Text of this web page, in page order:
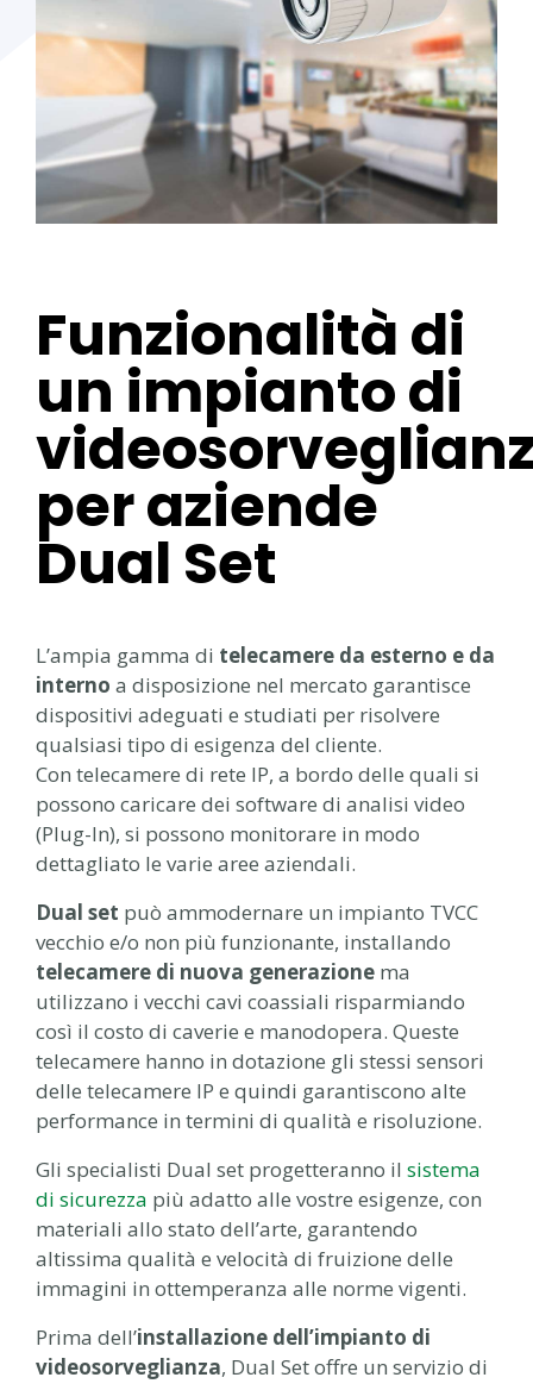
Funzionalità di
un impianto di
per aziende
Dual Set
L’ampia gamma di telecamere da esterno e da
interno a disposizione nel mercato garantisce
dispositivi adeguati e studiati per risolvere
qualsiasi tipo di esigenza del cliente.
Con telecamere di rete IP, a bordo delle quali si
possono caricare dei software di analisi video
(Plug-In), si possono monitorare in modo
dettagliato le varie aree aziendali.
Dual set può ammodernare un impianto TVCC
vecchio e/o non più funzionante, installando
telecamere di nuova generazione ma
utilizzano i vecchi cavi coassiali risparmiando
così il costo di caverie e manodopera. Queste
telecamere hanno in dotazione gli stessi sensori
delle telecamere IP e quindi garantiscono alte
performance in termini di qualità e risoluzione.
Gli specialisti Dual set progetteranno il sistema
di sicurezza più adatto alle vostre esigenze, con
materiali allo stato dell’arte, garantendo
altissima qualità e velocità di fruizione delle
immagini in ottemperanza alle norme vigenti.
Prima dell’installazione dell’impianto di
videosorveglianza, Dual Set offre un servizio di